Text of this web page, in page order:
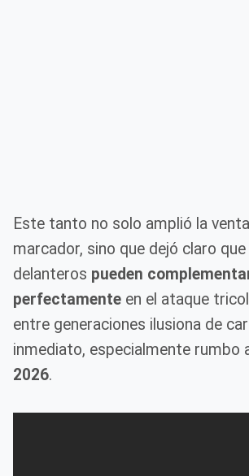
Este tanto no solo amplió la
marcador, sino que dejó claro
delanteros pueden
perfectamente en el ataque
entre generaciones ilusiona de
inmediato, especialmente rumbo
2026.